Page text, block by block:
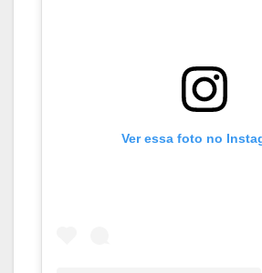
Ver essa foto no